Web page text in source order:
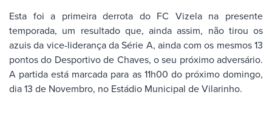
Esta foi a primeira derrota do FC Vizela na presente
temporada, um resultado que, ainda assim, não tirou os
azuis da vice-liderança da Série A, ainda com os mesmos 13
pontos do Desportivo de Chaves, o seu próximo adversário.
A partida está marcada para as 11h00 do próximo domingo,
dia 13 de Novembro, no Estádio Municipal de Vilarinho.